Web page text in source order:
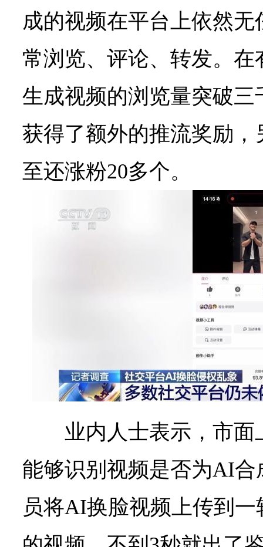
成的视频在平台上依然
常浏览、评论、转发。
生成视频的浏览量突破
获得了额外的推流奖励
至还涨粉20多个。
业内人士表示，市
能够识别视频是否为AI
员将AI换脸视频上传到